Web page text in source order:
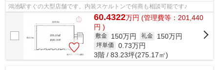
鴻池駅すぐの大型店舗です。内装スケルトンで何商も相談可能です♪
60.4322万円 (管理費等：201,440
円 )
敷金 150万円 礼金 150万円
坪単価 0.73万円
3階 / 83.23坪(275.17㎡)